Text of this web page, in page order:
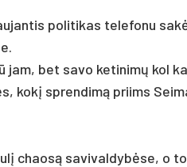
po­li­ti­kas te­le­fo­nu
jam, bet sa­vo ke­ti­nimų kol
kokį spren­dimą priims
chaosą sa­vi­val­dybė­se, o